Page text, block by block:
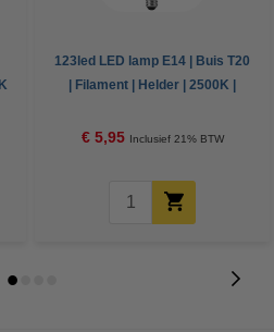
123led LED lamp E14 | Buis T20
| Filament | Helder | 2500K |
€ 5,95 Inclusief 21% BTW